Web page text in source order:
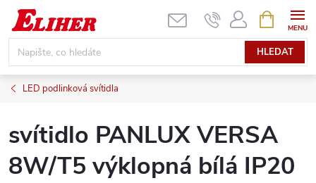
Přejít
obsah
HLEDAT
NÁKUPNÍ
KOŠÍK
LED podlinková svítidla
svítidlo PANLUX VERSA
8W/T5 výklopná bílá IP20